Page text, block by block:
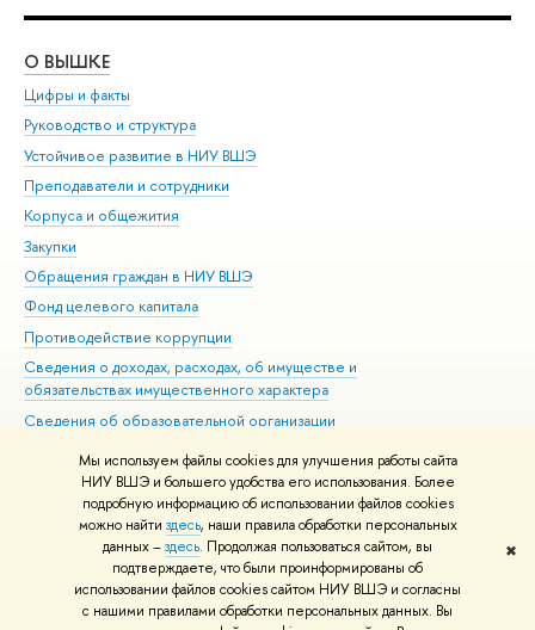
Мы используем файлы cookies для улучшения работы сайта
НИУ ВШЭ и большего удобства его использования. Более
подробную информацию об использовании файлов cookies
можно найти здесь, наши правила обработки персональных
данных –здесь. Продолжая пользоваться сайтом, вы
подтверждаете, что были проинформированы об
использовании файлов cookies сайтом НИУ ВШЭ и согласны
с нашими правилами обработки персональных данных. Вы
✖
О ВЫШКЕ
Цифры и факты
Руководство и структура
Устойчивое развитие в НИУ ВШЭ
Преподаватели и сотрудники
Корпуса и общежития
Закупки
Обращения граждан в НИУ ВШЭ
Фонд целевого капитала
Противодействие коррупции
Сведения о доходах, расходах, об имуществе и
обязательствах имущественного характера
Сведения об образовательной организации
Людям с ограниченными возможностями здоровья
Единая платежная страница
Работа в Вышке
© НИУ ВШЭ 1993–2026 Адреса и контакты Условия использования
материалов Политика конфиденциальности Карта сайта